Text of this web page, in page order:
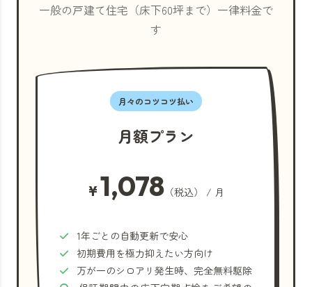
一般の戸建て住宅（床下60坪まで）一律料金で
す
月々のコツコツ払い
月額プラン
¥1,078（税込） / 月
1年ごとの自動更新で安心
初期費用を極力抑えたい方向け
万が一のシロアリ発生時、完全無料駆除